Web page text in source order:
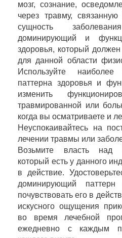
мозг, сознание,
через травму,
сущность
доминирующий и
здоровья, который
для данной области
Используйте
паттерна здоровья и
изменить
травмированной или
когда вы осматриваете и
Неуспокаивайтесь на
лечении травмы или
Возьмите власть над
который есть у данного
в действие.
доминирующий
почувствовать его в
искусного ощущения
во время лечебной
ежедневно с каждым